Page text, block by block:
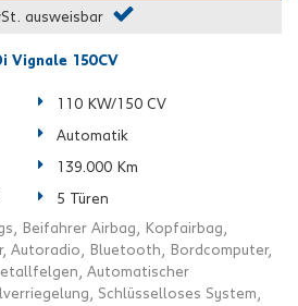
ausweisbar
Vignale 150CV
110 KW/150 CV
Automatik
139.000 Km
5 Türen
Beifahrer Airbag, Kopfairbag,
Autoradio, Bluetooth, Bordcomputer,
Automatischer
Schlüsselloses System,